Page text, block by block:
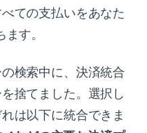
ての支払いをあなた
す。
検索中に、決済統合
捨てました。選択し
は以下に統合できま